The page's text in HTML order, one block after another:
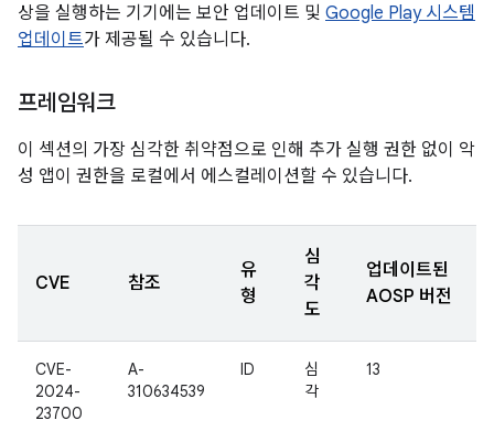
상을 실행하는 기기에는 보안 업데이트 및 Google Play 시스템
업데이트가 제공될 수 있습니다.
프레임워크
이 섹션의 가장 심각한 취약점으로 인해 추가 실행 권한 없이 악
성 앱이 권한을 로컬에서 에스컬레이션할 수 있습니다.
CVE 참조
유
형
심
각
도
업데이트된
AOSP 버전
CVE-
2024-
23700
A-
310634539
ID
심
각
13